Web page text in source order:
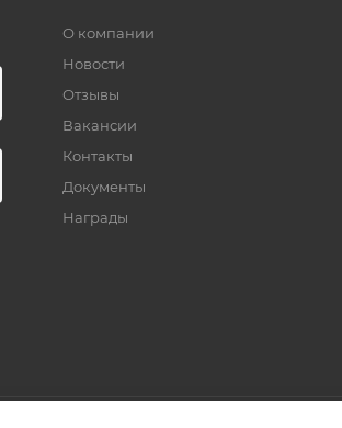
О компании
Новости
Отзывы
Вакансии
Контакты
Документы
Награды